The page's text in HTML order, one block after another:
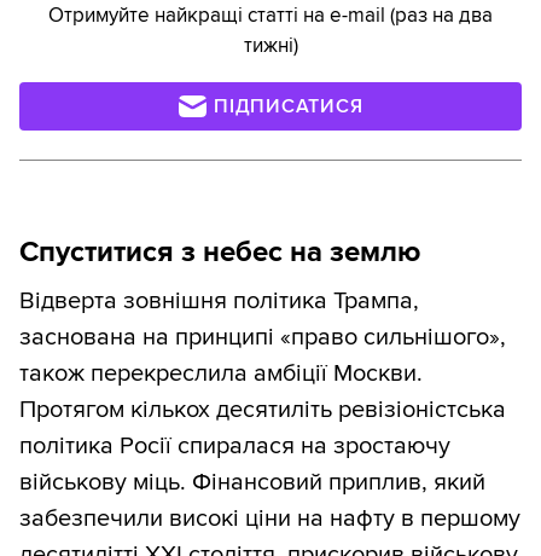
Отримуйте найкращі статті на e-mail (раз на два
тижні)
ПІДПИСАТИСЯ
Спуститися з небес на землю
Відверта зовнішня політика Трампа,
заснована на принципі «право сильнішого»,
також перекреслила амбіції Москви.
Протягом кількох десятиліть ревізіоністська
політика Росії спиралася на зростаючу
військову міць. Фінансовий приплив, який
забезпечили високі ціни на нафту в першому